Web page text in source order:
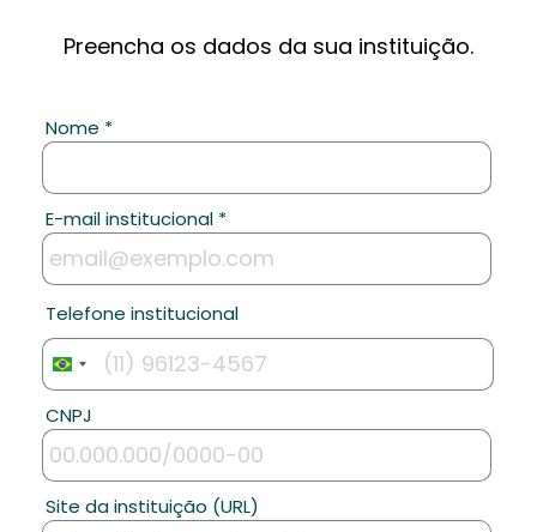
Preencha os dados da sua instituição.
Nome *
E-mail institucional *
Telefone institucional
Brazil
+55
CNPJ
Site da instituição (URL)